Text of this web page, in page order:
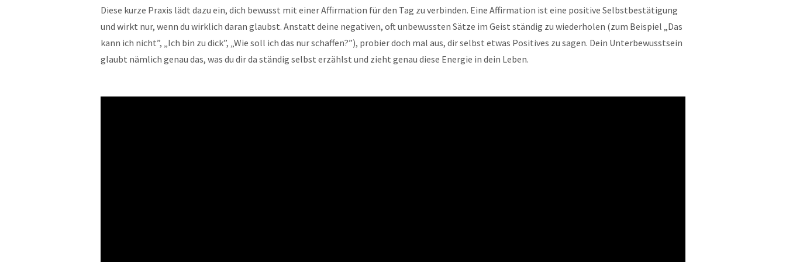
Diese kurze Praxis lädt dazu ein, dich bewusst mit einer Affirmation für den Tag zu verbinden. Eine Affirmation ist eine positive Selbstbestätigung
und wirkt nur, wenn du wirklich daran glaubst. Anstatt deine negativen, oft unbewussten Sätze im Geist ständig zu wiederholen (zum Beispiel „Das
kann ich nicht”, „Ich bin zu dick”, „Wie soll ich das nur schaffen?”), probier doch mal aus, dir selbst etwas Positives zu sagen. Dein Unterbewusstsein
glaubt nämlich genau das, was du dir da ständig selbst erzählst und zieht genau diese Energie in dein Leben.